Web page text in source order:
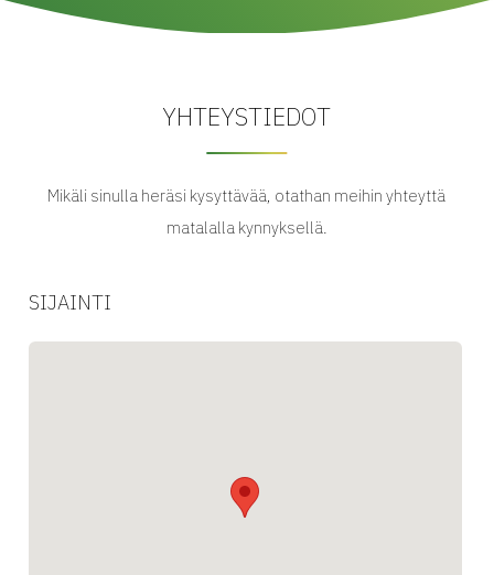
YHTEYSTIEDOT
Mikäli sinulla heräsi kysyttävää, otathan meihin yhteyttä
matalalla kynnyksellä.
SIJAINTI